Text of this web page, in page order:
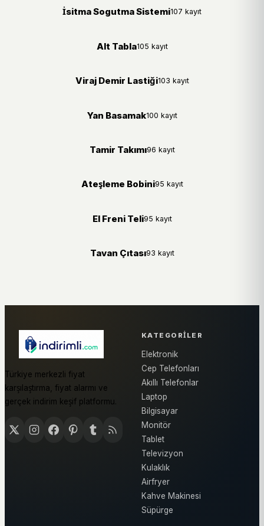
İsitma Sogutma Sistemi107 kayıt
Alt Tabla105 kayıt
Viraj Demir Lastiği103 kayıt
Yan Basamak100 kayıt
Tamir Takımı96 kayıt
Ateşleme Bobini95 kayıt
El Freni Teli95 kayıt
Tavan Çıtası93 kayıt
Türkiye merkezli fiyat
karşılaştırma, fiyat alarmı ve
gerçek indirim keşif platformu.
KATEGORILER
Elektronik
Cep Telefonları
Akıllı Telefonlar
Laptop
Bilgisayar
Monitör
Tablet
Televizyon
Kulaklık
Airfryer
Kahve Makinesi
Süpürge